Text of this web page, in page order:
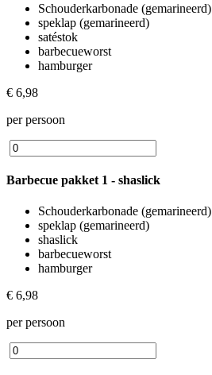
Schouderkarbonade (gemarineerd)
speklap (gemarineerd)
satéstok
barbecueworst
hamburger
€ 6,98
per persoon
Barbecue pakket 1 - shaslick
Schouderkarbonade (gemarineerd)
speklap (gemarineerd)
shaslick
barbecueworst
hamburger
€ 6,98
per persoon